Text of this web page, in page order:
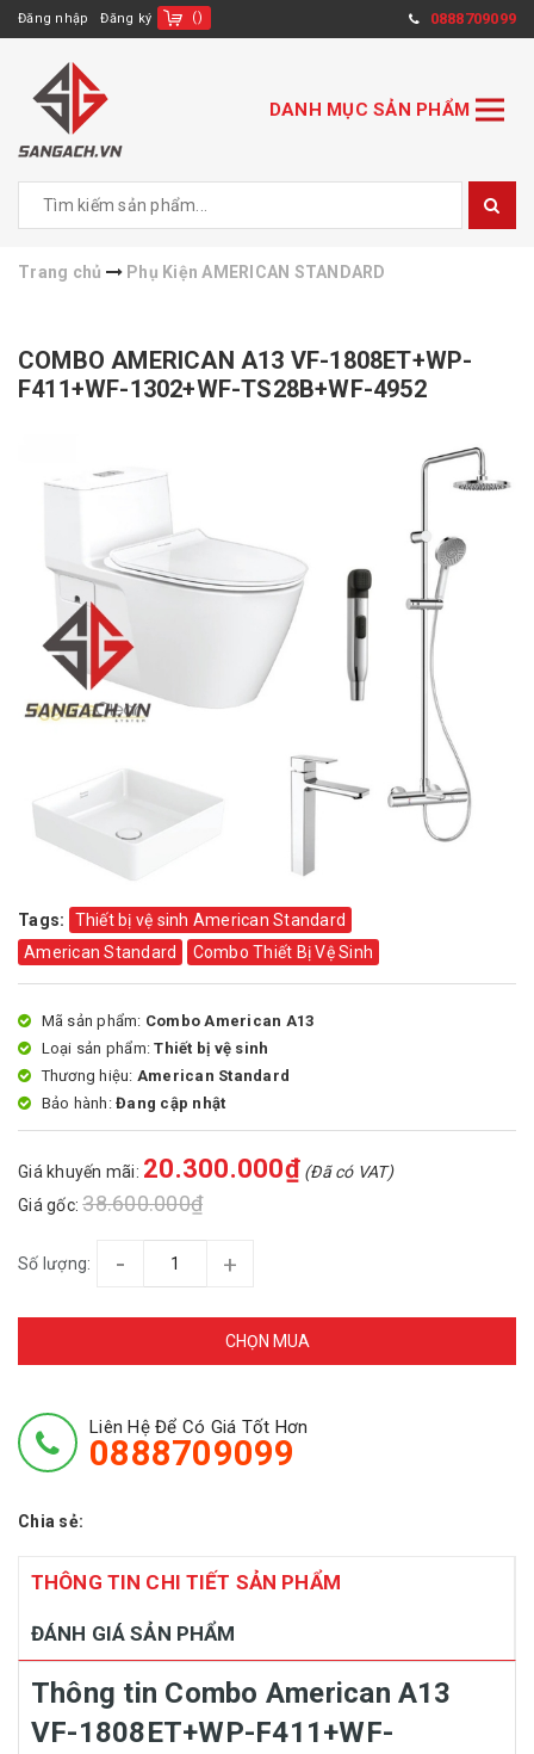
Đăng nhập Đăng ký () 0888709099
DANH MỤC SẢN PHẨM
Trang chủ Phụ Kiện AMERICAN STANDARD
COMBO AMERICAN A13 VF-1808ET+WP-
F411+WF-1302+WF-TS28B+WF-4952
Tags:
Thiết bị vệ sinh American Standard
American Standard
Combo Thiết Bị Vệ Sinh
Mã sản phẩm: Combo American A13
Loại sản phẩm:Thiết bị vệ sinh
Thương hiệu: American Standard
Bảo hành: Đang cập nhật
Giá khuyến mãi: 20.300.000₫ (Đã có VAT)
Giá gốc:38.600.000₫
Số lượng: - +
CHỌN MUA
Liên Hệ Để Có Giá Tốt Hơn
0888709099
Chia sẻ:
THÔNG TIN CHI TIẾT SẢN PHẨM
ĐÁNH GIÁ SẢN PHẨM
Thông tin Combo American A13
VF-1808ET+WP-F411+WF-